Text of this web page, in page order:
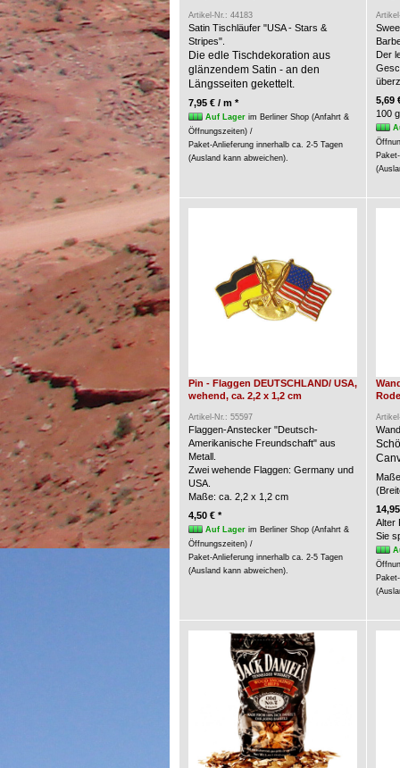
Artikel-Nr.: 44183
Satin Tischläufer "USA - Stars &
Stripes".
Die edle Tischdekoration aus
glänzendem Satin - an den
Längsseiten gekettelt.
7,95 € / m *
Auf Lagerim Berliner Shop (Anfahrt &
Öffnungszeiten) /
Paket-Anlieferung innerhalb ca. 2-5 Tagen
(Ausland kann abweichen).
Der
5,69
100
Pin - Flaggen DEUTSCHLAND/ USA,
wehend, ca. 2,2 x 1,2 cm
Artikel-Nr.: 55597
Flaggen-Anstecker "Deutsch-
Amerikanische Freundschaft" aus
Metall.
Zwei wehende Flaggen: Germany und
USA.
Maße: ca. 2,2 x 1,2 cm
4,50 € *
Auf Lagerim Berliner Shop (Anfahrt &
Öffnungszeiten) /
Paket-Anlieferung innerhalb ca. 2-5 Tagen
(Ausland kann abweichen).
Alter
Sie